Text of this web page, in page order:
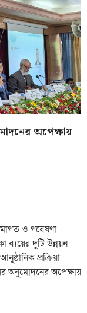
অপেক্ষায়
ও গবেষণা
ব্যয়ের দুটি উন্নয়ন
প্রক্রিয়া
অনুমোদনের অপেক্ষায়